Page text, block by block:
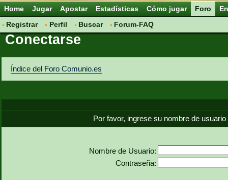
Home Jugar Apostar Estadísticas Cómo jugar
Foro
Registrar
Perfil Buscar Forum-FAQ
Conectarse
Índice del Foro Comunio.es
Por favor, ingrese su nombre de
Nombre de Usuario:
Contraseña: